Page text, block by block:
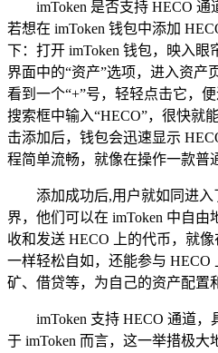
imToken 是否支持 HECO
若想在 imToken 钱包中添加
下：打开 imToken 钱包，映入
界面中的“资产”选项，进入资产
看到一个“+”号，轻轻点击它，
搜索框中输入“HECO”，很快就
击添加后，钱包会迅速显示
程简单流畅，就像在操作一款普
添加成功后,用户就如同进
界，他们可以在 imToken 中自
收和发送 HECO 上的代币，就
一样轻松自如，还能参与 HECO
矿、借贷等，为自己的资产配置
imToken 支持 HECO 通道
于 imToken 而言，这一举措极